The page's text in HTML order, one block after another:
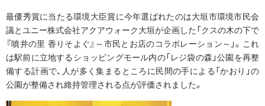
最優秀賞に当たる環境大臣賞に今年選ばれたのは大垣市環境市民会
議とユニー株式会社アクアウォーク大垣が企画した「クスの木の下で
『噴井の里 香りそよぐ』～市民とお店のコラボレーション～」。これ
は駅前に立地するショッピングモール内の「レジ袋の森」公園を再整
備する計画で、人が多く集まるところに民間の手による「かおり」の
公園が整備され維持管理される点が評価されました。